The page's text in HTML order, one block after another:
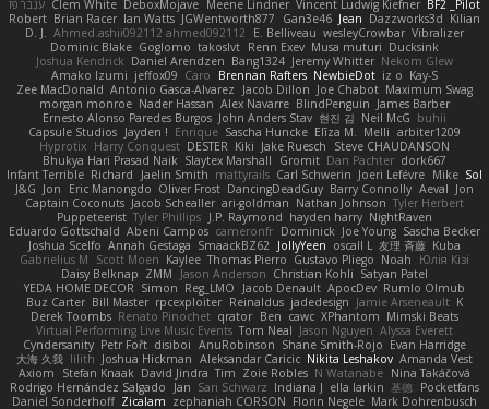
ענבר פז Clem White DeboxMojave Meene Lindner Vincent Ludwig Kiefner BF2 _Pilot
Robert Brian Racer Ian Watts JGWentworth877 Gan3e46 Jean Dazzworks3d Kilian
D. J. Ahmed.ashii092112 ahmed092112 E. Belliveau wesleyCrowbar Vibralizer
Dominic Blake Goglomo takoslvt Renn Exev Musa muturi Ducksink
Joshua Kendrick Daniel Arendzen Bang1324 Jeremy Whitter Nekom Glew
Amako Izumi jeffox09 Caro Brennan Rafters NewbieDot iz o Kay-S
Zee MacDonald Antonio Gasca-Alvarez Jacob Dillon Joe Chabot Maximum Swag
morgan monroe Nader Hassan Alex Navarre BlindPenguin James Barber
Ernesto Alonso Paredes Burgos John Anders Stav 현진 김 Neil McG buhii
Capsule Studios Jayden ! Enrique Sascha Huncke Elīza M. Melli arbiter1209
Hyprotix Harry Conquest DESTER Kiki Jake Ruesch
Steve CHAUDANSON
Bhukya Hari Prasad Naik Slaytex Marshall Gromit Dan Pachter dork667
Infant Terrible Richard Jaelin Smith mattyrails Carl Schwerin Joeri Lefévre Mike Sol
J&G Jon Eric Manongdo Oliver Frost DancingDeadGuy Barry Connolly Aeval Jon
Captain Coconuts Jacob Schealler ari-goldman Nathan Johnson Tyler Herbert
Puppeteerist Tyler Phillips J.P. Raymond hayden harry NightRaven
Eduardo Gottschald Abeni Campos cameronfr Dominick Joe Young Sascha Becker
Joshua Scelfo Annah Gestaga SmaackBZ62 JollyYeen oscall L 友理 斉藤 Kuba
Gabrielius M
Scott Moen Kaylee Thomas Pierro Gustavo Pliego Noah
Юлія Кізі
Daisy Belknap ZMM Jason Anderson Christian Kohli Satyan Patel
YEDA HOME DECOR Simon Reg_LMO Jacob Denault ApocDev Rumlo Olmub
Buz Carter Bill Master rpcexploiter Reinaldus jadedesign Jamie Arseneault K
Derek Toombs Renato Pinochet qrator Ben cawc XPhantom Mimski Beats
Virtual Performing Live Music Events Tom Neal Jason Nguyen Alyssa Everett
Cyndersanity Petr Fořt disiboi AnuRobinson Shane Smith-Rojo Evan Harridge
大海 久我 lilith Joshua Hickman Aleksandar Caricic Nikita Leshakov Amanda Vest
Axiom
Stefan Knaak David Jindra Tim Zoie Robles N Watanabe Nina Takáčová
Rodrigo Hernández Salgado
Jan Sari Schwarz Indiana J ella larkin 基德 Pocketfans
Daniel Sonderhoff Zicalam zephaniah CORSON Florin Negele Mark Dohrenbusch